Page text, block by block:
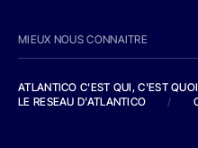
MIEUX NOUS CONNAITRE
ATLANTICO C'EST QUI, C'EST
LE RESEAU D'ATLANTICO
/